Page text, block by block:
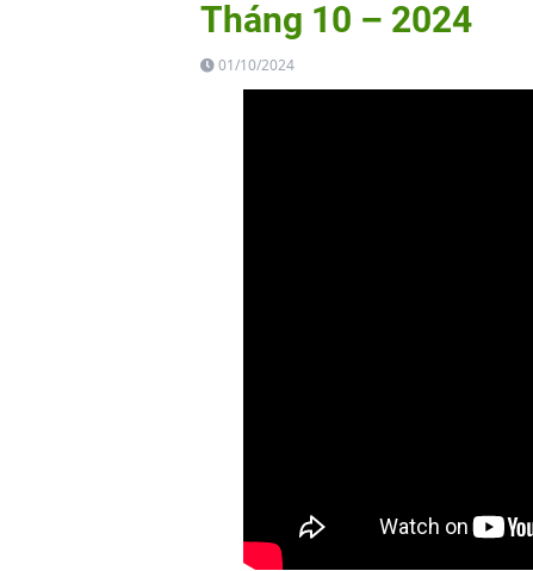
Tháng 10 – 2024
01/10/2024